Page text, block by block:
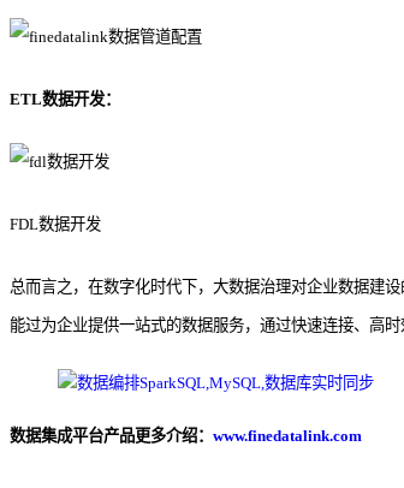
ETL数据开发：
FDL数据开发
总而言之，在数字化时代下，大数据治理对企业数据建
能过为企业提供一站式的数据服务，通过快速连接、高
数据集成平台产品更多介绍： www.finedatalink.com